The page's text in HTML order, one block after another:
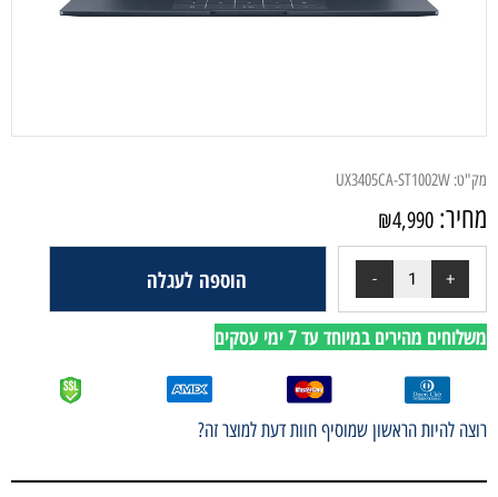
מק"ט: UX3405CA-ST1002W
מחיר: ₪4,990
הוספה לעגלה
משלוחים מהירים במיוחד עד 7 ימי עסקים
רוצה להיות הראשון שמוסיף חוות דעת למוצר זה?